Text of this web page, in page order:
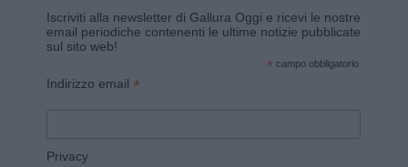
Iscriviti alla newsletter di Gallura Oggi e ricevi le nostre
email periodiche contenenti le ultime notizie pubblicate
sul sito web!
* campo obbligatorio
Indirizzo email *
Privacy